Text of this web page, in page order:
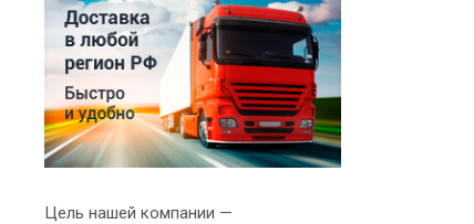
Цель нашей компании —